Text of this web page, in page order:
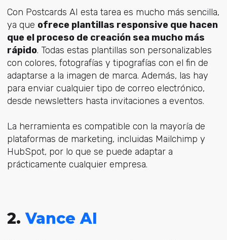
Con Postcards AI esta tarea es mucho más sencilla,
ya que ofrece plantillas responsive que hacen
que el proceso de creación sea mucho más
rápido. Todas estas plantillas son personalizables
con colores, fotografías y tipografías con el fin de
adaptarse a la imagen de marca. Además, las hay
para enviar cualquier tipo de correo electrónico,
desde newsletters hasta invitaciones a eventos.
La herramienta es compatible con la mayoría de
plataformas de marketing, incluidas Mailchimp y
HubSpot, por lo que se puede adaptar a
prácticamente cualquier empresa.
2.Vance AI